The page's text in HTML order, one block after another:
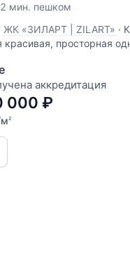
мин. пешком
ЖК «ЗИЛАРТ | ZILART» ·
красивая, просторная
ремонтом и
Братьев Весниных, д.
в комплексе:
группа, охрана. 10
аккредитация
000 ₽
2